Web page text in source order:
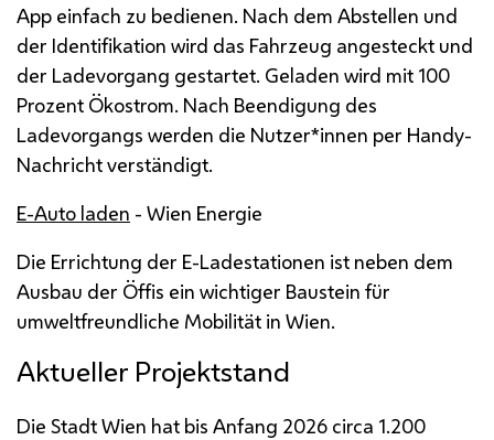
App einfach zu bedienen. Nach dem Abstellen und
der Identifikation wird das Fahrzeug angesteckt und
der Ladevorgang gestartet. Geladen wird mit 100
Prozent Ökostrom. Nach Beendigung des
Ladevorgangs werden die Nutzer*innen per Handy-
Nachricht verständigt.
E-Auto laden - Wien Energie
Die Errichtung der E-Ladestationen ist neben dem
Ausbau der Öffis ein wichtiger Baustein für
umweltfreundliche Mobilität in Wien.
Aktueller Projektstand
Die Stadt Wien hat bis Anfang 2026 circa 1.200